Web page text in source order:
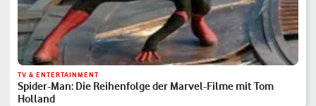
TV & ENTERTAINMENT
Spider-Man: Die Reihenfolge der Marvel-Filme mit Tom
Holland